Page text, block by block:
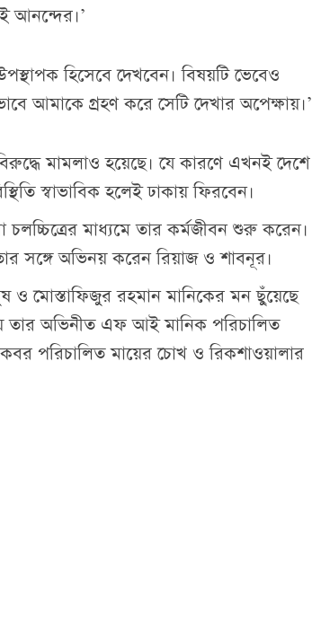
আনন্দের।’
হিসেবে দেখবেন। বিষয়টি ভেবেও
আমাকে গ্রহণ করে সেটি দেখার অপেক্ষায়।’
মামলাও হয়েছে। যে কারণে এখনই দেশে
স্বাভাবিক হলেই ঢাকায় ফিরবেন।
মাধ্যমে তার কর্মজীবন শুরু করেন।
সঙ্গে অভিনয় করেন রিয়াজ ও শাবনূর।
মোস্তাফিজুর রহমান মানিকের মন ছুঁয়েছে
তার অভিনীত এফ আই মানিক পরিচালিত
পরিচালিত মায়ের চোখ ও রিকশাওয়ালার